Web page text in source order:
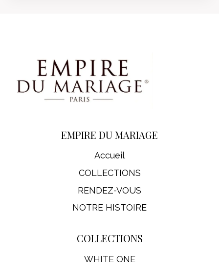
EMPIRE DU MARIAGE
Accueil
COLLECTIONS
RENDEZ-VOUS
NOTRE HISTOIRE
COLLECTIONS
WHITE ONE